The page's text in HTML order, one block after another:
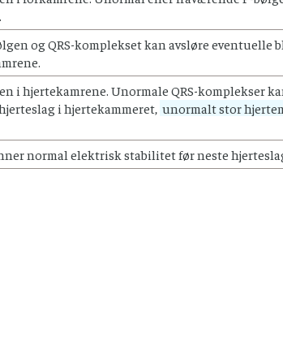
og QRS-komplekset kan avsløre eventuelle
i hjertekamrene. Unormale QRS-komplekser
i hjertekammeret, unormalt stor
normal elektrisk stabilitet før neste